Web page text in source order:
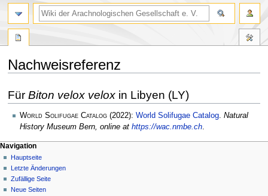
Nachweisreferenz
Navigation
springen
Suche
springen
Für Biton velox veloxin Libyen (LY)
World Solifugae Catalog (2022): World Solifugae Catalog. Natural
History Museum Bern, online at https://wac.nmbe.ch.
Navigation
Hauptseite
Letzte Änderungen
Zufällige Seite
Neue Seiten